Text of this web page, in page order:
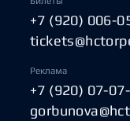
+7 (920) 006-
Реклама
+7 (920) 07-